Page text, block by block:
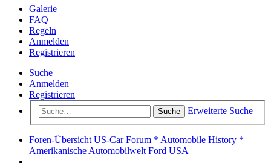
Galerie
FAQ
Regeln
Anmelden
Registrieren
Suche
Anmelden
Registrieren
Suche Erweiterte Suche
Foren-Übersicht US-Car Forum * Automobile History *
Amerikanische Automobilwelt Ford USA